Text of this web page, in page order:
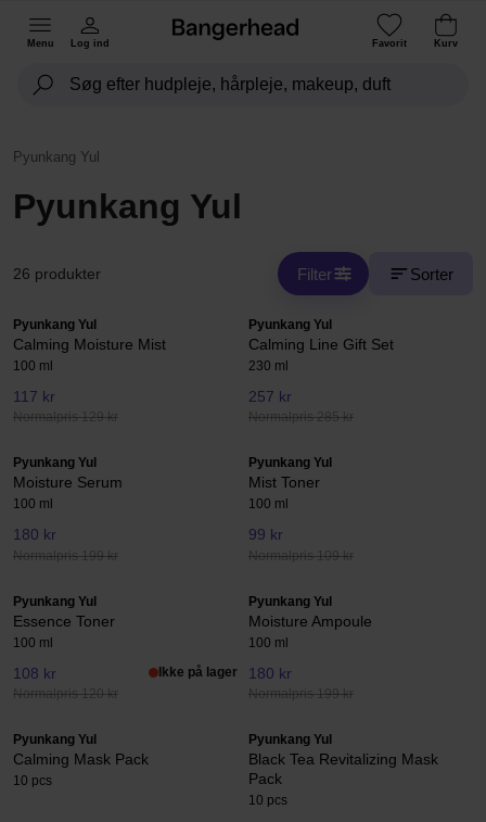
Menu Log ind Favorit Kurv
Pyunkang Yul
Pyunkang Yul
26 produkter Filter Sorter
Pyunkang Yul
Calming Moisture Mist
100 ml
117 kr
Normalpris 129 kr
Pyunkang Yul
Calming Line Gift Set
230 ml
257 kr
Normalpris 285 kr
Pyunkang Yul
Moisture Serum
100 ml
180 kr
Normalpris 199 kr
Pyunkang Yul
Mist Toner
100 ml
99 kr
Normalpris 109 kr
Pyunkang Yul
Essence Toner
100 ml
108 kr
Normalpris 120 kr
Ikke på lager
Pyunkang Yul
Moisture Ampoule
100 ml
180 kr
Normalpris 199 kr
Pyunkang Yul
Calming Mask Pack
10 pcs
Pyunkang Yul
Black Tea Revitalizing Mask
Pack
10 pcs